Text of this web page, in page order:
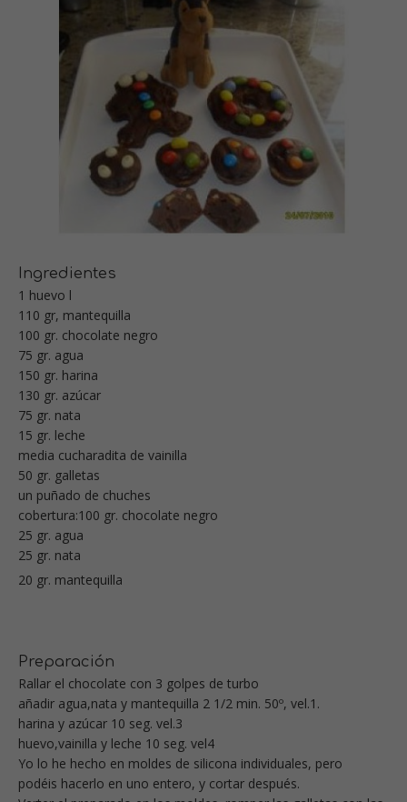
Ingredientes
1 huevo l
110 gr, mantequilla
100 gr. chocolate negro
75 gr. agua
150 gr. harina
130 gr. azúcar
75 gr. nata
15 gr. leche
media cucharadita de vainilla
50 gr. galletas
un puñado de chuches
cobertura:100 gr. chocolate negro
25 gr. agua
25 gr. nata
20 gr. mantequilla
Preparación
Rallar el chocolate con 3 golpes de turbo
añadir agua,nata y mantequilla 2 1/2 min. 50º, vel.1.
harina y azúcar 10 seg. vel.3
huevo,vainilla y leche 10 seg. vel4
Yo lo he hecho en moldes de silicona individuales, pero
podéis hacerlo en uno entero, y cortar después.